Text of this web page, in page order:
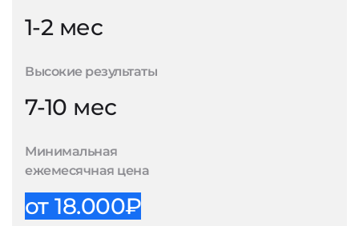
1-2 мес
Высокие результаты
7-10 мес
Минимальная
ежемесячная цена
от 18.000₽